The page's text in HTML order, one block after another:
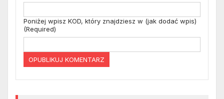
Poniżej wpisz KOD, który znajdziesz w (jak dodać wpis)
(Required)